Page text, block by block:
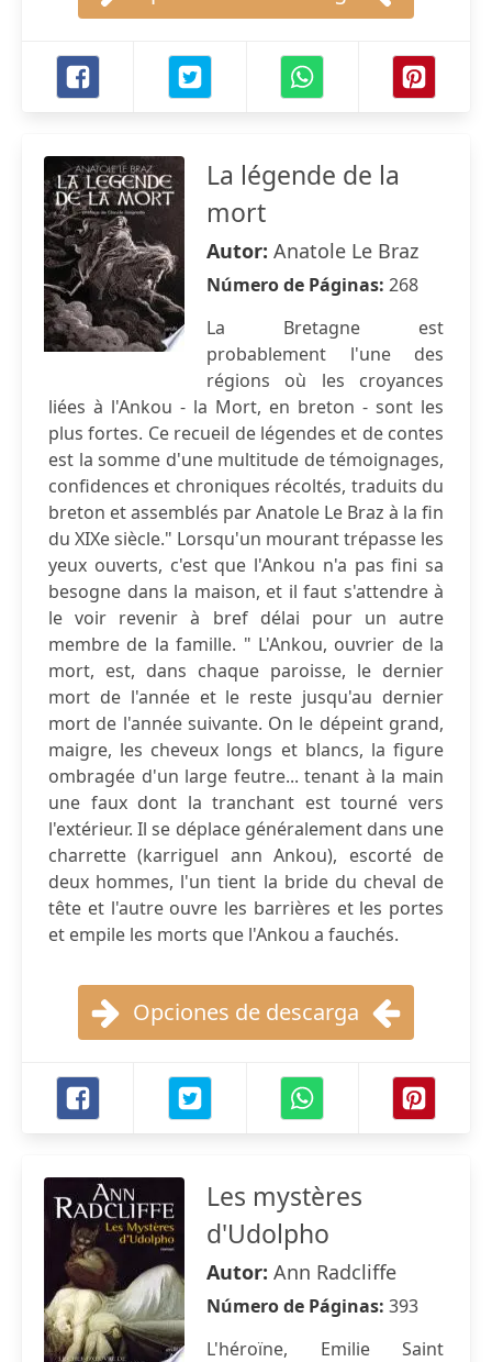
La légende de la
mort
Autor: Anatole Le Braz
Número de Páginas: 268
La Bretagne est
probablement l'une des
régions où les croyances
liées à l'Ankou - la Mort, en breton - sont les
plus fortes. Ce recueil de légendes et de contes
est la somme d'une multitude de témoignages,
confidences et chroniques récoltés, traduits du
breton et assemblés par Anatole Le Braz à la fin
du XIXe siècle." Lorsqu'un mourant trépasse les
yeux ouverts, c'est que l'Ankou n'a pas fini sa
besogne dans la maison, et il faut s'attendre à
le voir revenir à bref délai pour un autre
membre de la famille. " L'Ankou, ouvrier de la
mort, est, dans chaque paroisse, le dernier
mort de l'année et le reste jusqu'au dernier
mort de l'année suivante. On le dépeint grand,
maigre, les cheveux longs et blancs, la figure
ombragée d'un large feutre... tenant à la main
une faux dont la tranchant est tourné vers
l'extérieur. Il se déplace généralement dans une
charrette (karriguel ann Ankou), escorté de
deux hommes, l'un tient la bride du cheval de
tête et l'autre ouvre les barrières et les portes
et empile les morts que l'Ankou a fauchés.
Opciones de descarga
Les mystères
d'Udolpho
Autor: Ann Radcliffe
Número de Páginas: 393
L'héroïne, Emilie Saint